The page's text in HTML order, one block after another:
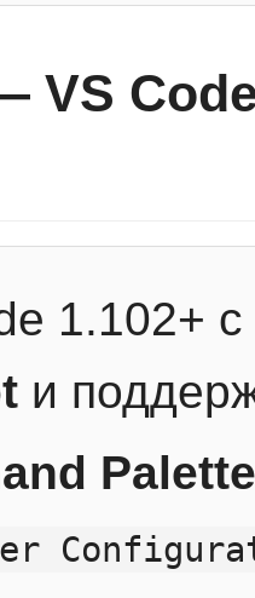
VS
1.102+
и
Palette